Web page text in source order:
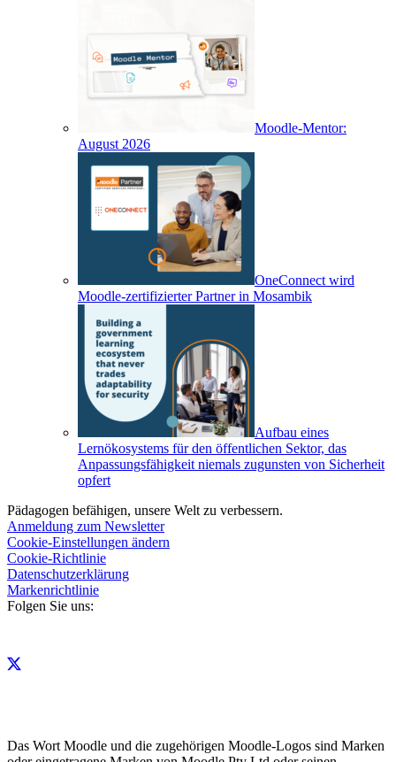
Moodle-Mentor:
August 2026
OneConnect wird
Moodle-zertifizierter Partner in Mosambik
Aufbau eines
Lernökosystems für den öffentlichen Sektor, das
Anpassungsfähigkeit niemals zugunsten von Sicherheit
opfert
Pädagogen befähigen, unsere Welt zu verbessern.
Anmeldung zum Newsletter
Cookie-Einstellungen ändern
Cookie-Richtlinie
Datenschutzerklärung
Markenrichtlinie
Folgen Sie uns:
Das Wort Moodle und die zugehörigen Moodle-Logos sind Marken